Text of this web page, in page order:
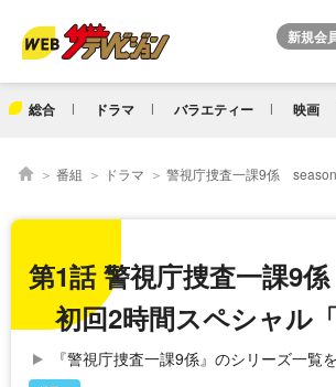
総合 ドラマ バラエティー 映画
番組 ドラマ 警視庁捜査一課9係
第1話 警視庁捜査一課9
初回2時間スペシャル「
『警視庁捜査一課9係』のシリーズ一覧